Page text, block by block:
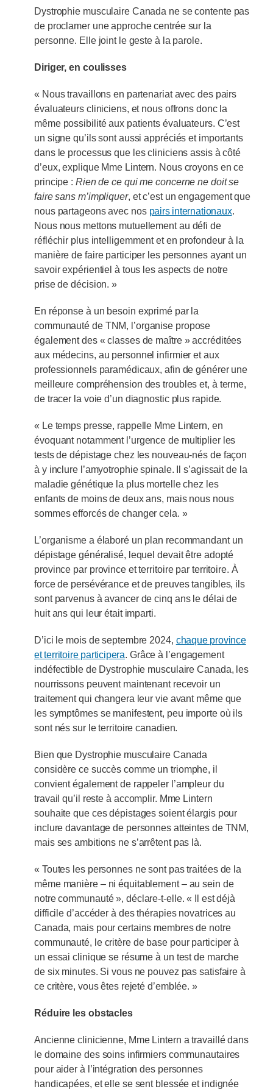
Dystrophie musculaire Canada ne se contente pas
de proclamer une approche centrée sur la
personne. Elle joint le geste à la parole.
Diriger, en coulisses
« Nous travaillons en partenariat avec des pairs
évaluateurs cliniciens, et nous offrons donc la
même possibilité aux patients évaluateurs. C’est
un signe qu’ils sont aussi appréciés et importants
dans le processus que les cliniciens assis à côté
d’eux, explique Mme Lintern. Nous croyons en ce
principe : Rien de ce qui me concerne ne doit se
faire sans m’impliquer, et c’est un engagement que
nous partageons avec nos pairs internationaux.
Nous nous mettons mutuellement au défi de
réfléchir plus intelligemment et en profondeur à la
manière de faire participer les personnes ayant un
savoir expérientiel à tous les aspects de notre
prise de décision. »
En réponse à un besoin exprimé par la
communauté de TNM, l’organise propose
également des « classes de maître » accréditées
aux médecins, au personnel infirmier et aux
professionnels paramédicaux, afin de générer une
meilleure compréhension des troubles et, à terme,
de tracer la voie d’un diagnostic plus rapide.
« Le temps presse, rappelle Mme Lintern, en
évoquant notamment l’urgence de multiplier les
tests de dépistage chez les nouveau-nés de façon
à y inclure l’amyotrophie spinale. Il s’agissait de la
maladie génétique la plus mortelle chez les
enfants de moins de deux ans, mais nous nous
sommes efforcés de changer cela. »
L’organisme a élaboré un plan recommandant un
dépistage généralisé, lequel devait être adopté
province par province et territoire par territoire. À
force de persévérance et de preuves tangibles, ils
sont parvenus à avancer de cinq ans le délai de
huit ans qui leur était imparti.
D’ici le mois de septembre 2024, chaque province
et territoire participera. Grâce à l’engagement
indéfectible de Dystrophie musculaire Canada, les
nourrissons peuvent maintenant recevoir un
traitement qui changera leur vie avant même que
les symptômes se manifestent, peu importe où ils
sont nés sur le territoire canadien.
Bien que Dystrophie musculaire Canada
considère ce succès comme un triomphe, il
convient également de rappeler l’ampleur du
travail qu’il reste à accomplir. Mme Lintern
souhaite que ces dépistages soient élargis pour
inclure davantage de personnes atteintes de TNM,
mais ses ambitions ne s’arrêtent pas là.
« Toutes les personnes ne sont pas traitées de la
même manière – ni équitablement – au sein de
notre communauté », déclare-t-elle. « Il est déjà
difficile d’accéder à des thérapies novatrices au
Canada, mais pour certains membres de notre
communauté, le critère de base pour participer à
un essai clinique se résume à un test de marche
de six minutes. Si vous ne pouvez pas satisfaire à
ce critère, vous êtes rejeté d’emblée. »
Réduire les obstacles
Ancienne clinicienne, Mme Lintern a travaillé dans
le domaine des soins infirmiers communautaires
pour aider à l’intégration des personnes
handicapées, et elle se sent blessée et indignée